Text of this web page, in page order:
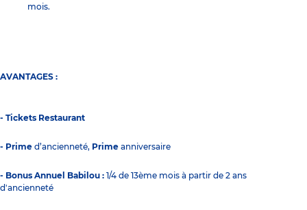
mois.
AVANTAGES :
- Tickets Restaurant
- Prime d’ancienneté, Prime anniversaire
- Bonus Annuel Babilou : 1/4 de 13ème mois à partir de 2 ans
d'ancienneté